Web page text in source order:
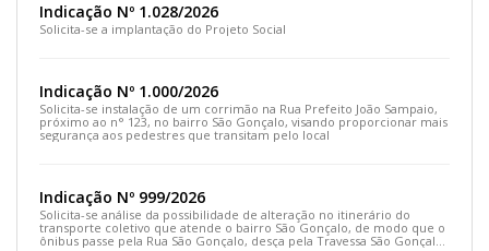
Indicação Nº 1.028/2026
Solicita-se a implantação do Projeto Social
Indicação Nº 1.000/2026
Solicita-se instalação de um corrimão na Rua Prefeito João Sampaio,
próximo ao n° 123, no bairro São Gonçalo, visando proporcionar mais
segurança aos pedestres que transitam pelo local
Indicação Nº 999/2026
Solicita-se análise da possibilidade de alteração no itinerário do
transporte coletivo que atende o bairro São Gonçalo, de modo que o
ônibus passe pela Rua São Gonçalo, desça pela Travessa São Gonçalo